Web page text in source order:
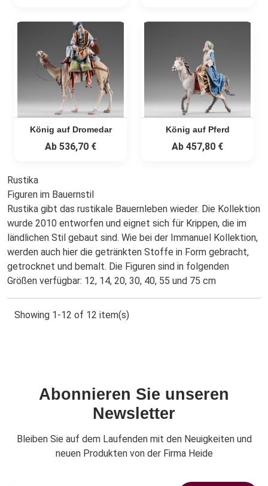
König auf Dromedar
Ab 536,70 €
König auf Pferd
Ab 457,80 €
Rustika
Figuren im Bauernstil
Rustika gibt das rustikale Bauernleben wieder. Die Kollektion
wurde 2010 entworfen und eignet sich für Krippen, die im
ländlichen Stil gebaut sind. Wie bei der Immanuel Kollektion,
werden auch hier die getränkten Stoffe in Form gebracht,
getrocknet und bemalt. Die Figuren sind in folgenden
Größen verfügbar: 12, 14, 20, 30, 40, 55 und 75 cm
Showing 1-12 of 12 item(s)
Abonnieren Sie unseren
Newsletter
Bleiben Sie auf dem Laufenden mit den Neuigkeiten und
neuen Produkten von der Firma Heide